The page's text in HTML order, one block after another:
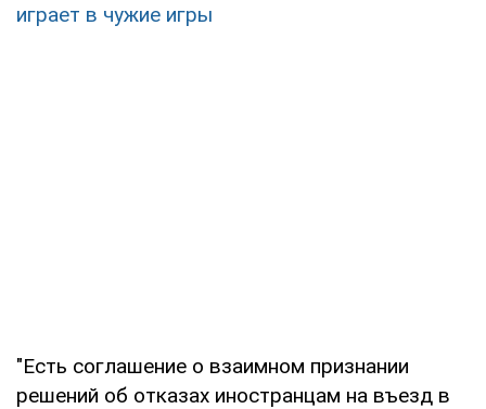
играет в чужие игры
"Есть соглашение о взаимном признании
решений об отказах иностранцам на въезд в